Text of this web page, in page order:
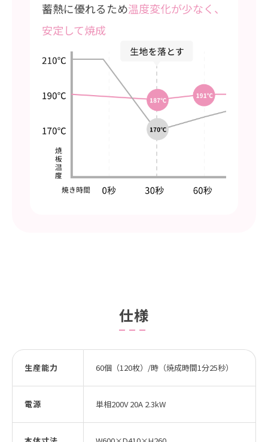
蓄熱に優れるため温度変化が少なく、
安定して焼成
仕様
生産能力 60個（120枚）/時（焼成時間1分25秒）
電源 単相200V 20A 2.3kW